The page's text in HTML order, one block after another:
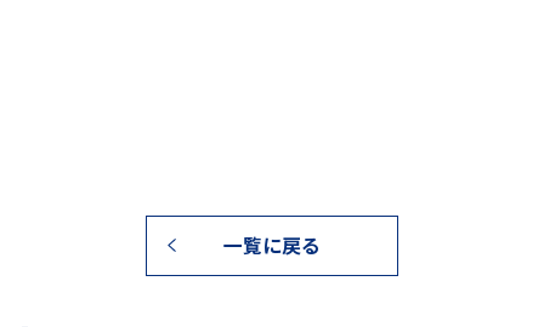
一覧に戻る